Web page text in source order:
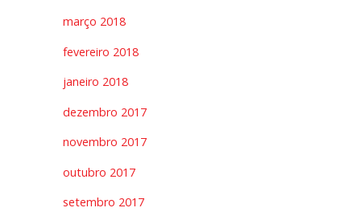
março 2018
fevereiro 2018
janeiro 2018
dezembro 2017
novembro 2017
outubro 2017
setembro 2017